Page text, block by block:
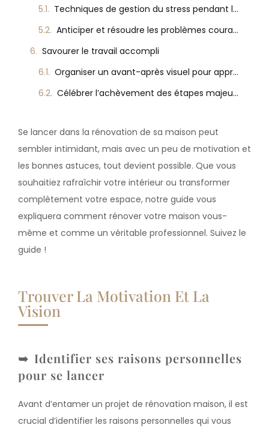
Techniques de gestion du stress pendant la rénovation
Anticiper et résoudre les problèmes courants
Savourer le travail accompli
Organiser un avant-après visuel pour apprécier le changement
Célébrer l’achèvement des étapes majeures
Se lancer dans la rénovation de sa maison peut
sembler intimidant, mais avec un peu de motivation et
les bonnes astuces, tout devient possible. Que vous
souhaitiez rafraîchir votre intérieur ou transformer
complètement votre espace, notre guide vous
expliquera comment rénover votre maison vous-
même et comme un véritable professionnel. Suivez le
guide !
Trouver La Motivation Et La
Vision
Identifier ses raisons personnelles
pour se lancer
Avant d’entamer un projet de rénovation maison, il est
crucial d’identifier les raisons personnelles qui vous